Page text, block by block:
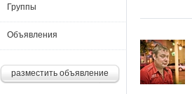
Группы
Объявления
разместить объявление